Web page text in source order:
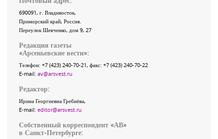
690091, г. Владивосток,
Приморский край, Россия
Переулок Шевченко, дом 9, 27
Редакция газеты
«Арсеньевские вести»:
Телефон: +7 (423) 240-70-21, факс: +7 (423) 240-70-22
E-mail: av@arsvest.ru
Редактор:
Ирина Георгиевна Гребнёва,
E-mail: editor@arsvest.ru
Собственный корреспондент «АВ»
в Санкт-Петербурге: